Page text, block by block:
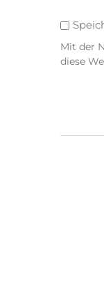
Mit der
diese